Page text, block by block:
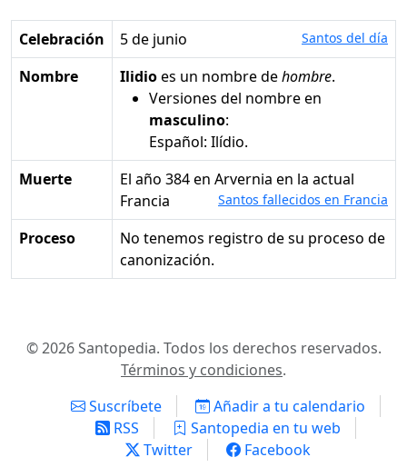
Celebración 5 de junio Santos del día
Nombre Ilidioes un nombre dehombre.
Versiones del nombre en
masculino:
Español: Ilídio.
Muerte
el año 384 en Arvernia en la actual
Francia
Santos fallecidos en Francia
Proceso
No tenemos registro de su proceso de
canonización.
© 2026 Santopedia. Todos los derechos reservados.
Términos y condiciones.
Suscríbete
Añadir a tu calendario
RSS
Santopedia en tu web
Twitter
Facebook